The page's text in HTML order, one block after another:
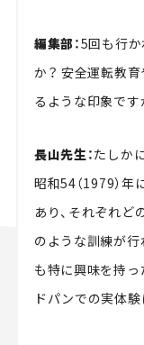
編集部：5回も行
か？ 安全運転教
るような印象です
長山先生：たしか
昭和54（1979）
あり、それぞれど
のような訓練が
も特に興味を持
ドパンでの実体験